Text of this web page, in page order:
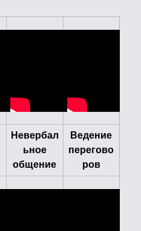
Невербал
ьное
общение
Ведение
перегово
ров